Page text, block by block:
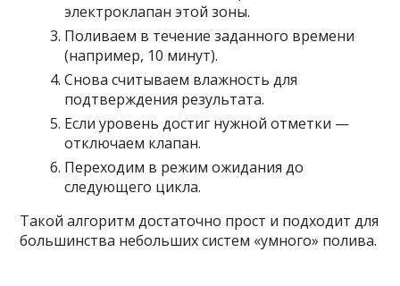
электроклапан этой зоны.
Поливаем в течение заданного времени
(например, 10 минут).
Снова считываем влажность для
подтверждения результата.
Если уровень достиг нужной отметки —
отключаем клапан.
Переходим в режим ожидания до
следующего цикла.
Такой алгоритм достаточно прост и подходит для
большинства небольших систем «умного» полива.